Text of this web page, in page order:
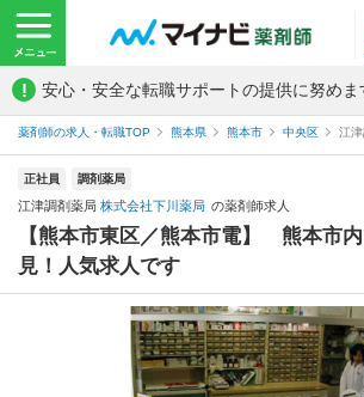
! 安心・安全な転職サポートの提供に努めま
薬剤師の求人・転職TOP 熊本県 熊本市 中央区 江
正社員 調剤薬局
江津調剤薬局 株式会社下川薬局 の薬剤師求人
【熊本市東区／熊本市電】 熊本市
見！人気求人です